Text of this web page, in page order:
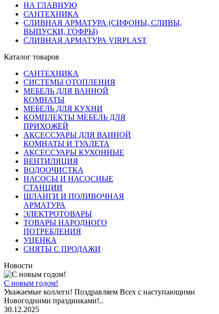
НА ГЛАВНУЮ
САНТЕХНИКА
СЛИВНАЯ АРМАТУРА (СИФОНЫ, СЛИВЫ,
ВЫПУСКИ, ГОФРЫ)
СЛИВНАЯ АРМАТУРА VIRPLAST
Каталог товаров
САНТЕХНИКА
СИСТЕМЫ ОТОПЛЕНИЯ
МЕБЕЛЬ ДЛЯ ВАННОЙ
КОМНАТЫ
МЕБЕЛЬ ДЛЯ КУХНИ
КОМПЛЕКТЫ МЕБЕЛЬ ДЛЯ
ПРИХОЖЕЙ
АКСЕССУАРЫ ДЛЯ ВАННОЙ
КОМНАТЫ И ТУАЛЕТА
АКСЕССУАРЫ КУХОННЫЕ
ВЕНТИЛЯЦИЯ
ВОДООЧИСТКА
НАСОСЫ И НАСОСНЫЕ
СТАНЦИИ
ШЛАНГИ И ПОЛИВОЧНАЯ
АРМАТУРА
ЭЛЕКТРОТОВАРЫ
ТОВАРЫ НАРОДНОГО
ПОТРЕБЛЕНИЯ
УЦЕНКА
СНЯТЫ С ПРОДАЖИ
Новости
С новым годом!
Уважаемые коллеги! Поздравляем Всех с наступающими
Новогодними праздниками!..
30.12.2025